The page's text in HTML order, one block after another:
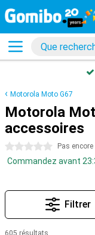
Motorola Moto G67
Motorola
accessoires
0 étoiles Pas
Commandez avant
Filtrer
605 résultats